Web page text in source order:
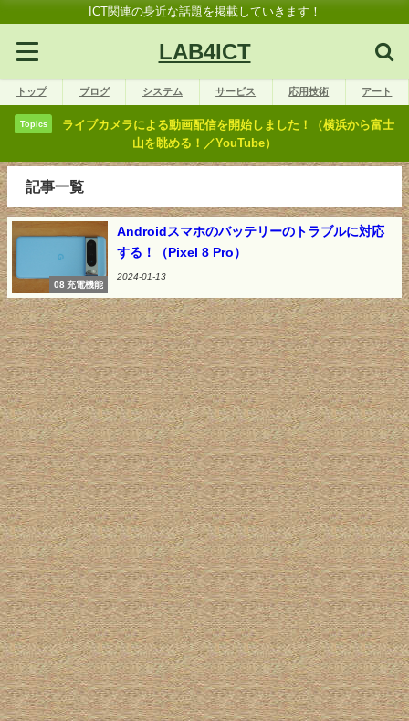
ICT関連の身近な話題を掲載していきます！
LAB4ICT
トップ ブログ システム サービス 応用技術 アート
Topics
ライブカメラによる動画配信を開始しました！（横浜から富士
山を眺める！／YouTube）
記事一覧
08 充電機能
Androidスマホのバッテリーのトラブルに対応
する！（Pixel 8 Pro）
2024-01-13